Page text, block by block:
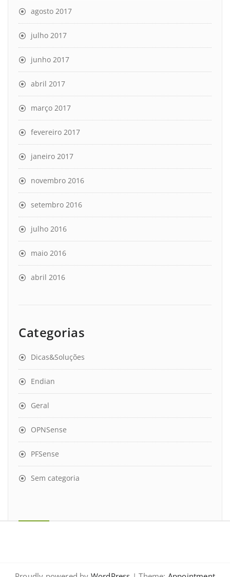
agosto 2017
julho 2017
junho 2017
abril 2017
março 2017
fevereiro 2017
janeiro 2017
novembro 2016
setembro 2016
julho 2016
maio 2016
abril 2016
Categorias
Dicas&Soluções
Endian
Geral
OPNSense
PFSense
Sem categoria